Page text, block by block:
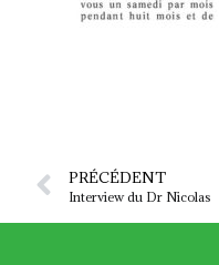
PRÉCÉDENT
Interview du Dr Nicolas